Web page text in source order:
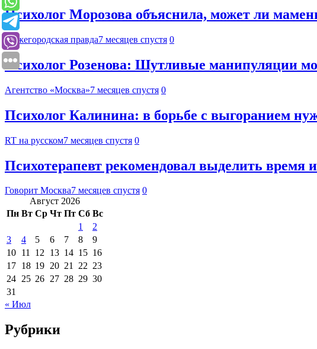
Психолог Морозова объяснила, может ли
Нижегородская правда7 месяцев спустя 0
Психолог Розенова: Шутливые манипуляции
Агентство «Москва»7 месяцев спустя 0
Психолог Калинина: в борьбе с выгоранием
RT на русском7 месяцев спустя 0
Психотерапевт рекомендовал выделить время
Говорит Москва7 месяцев спустя 0
Август 2026
Пн Вт Ср Чт Пт Сб Вс
1
2
3
4 5 6 7 8
9
10 11 12 13 14 15 16
17 18 19 20 21 22 23
24 25 26 27 28 29 30
31
« Июл
Рубрики